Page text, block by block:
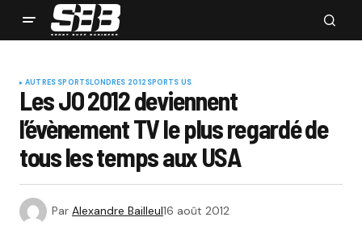
AUTRES SPORTSLONDRES 2012 SPORTS US
Les JO 2012 deviennent
l’évènement TV le plus regardé de
tous les temps aux USA
Par Alexandre Bailleul16 août 2012